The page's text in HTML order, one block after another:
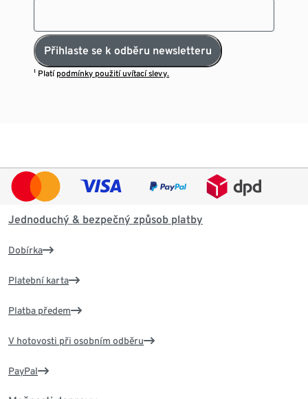
Přihlaste se k odběru newsletteru
¹ Platí podmínky použití uvítací slevy.
Jednoduchý & bezpečný způsob platby
Dobírka
Platební karta
Platba předem
V hotovosti při osobním odběru
PayPal